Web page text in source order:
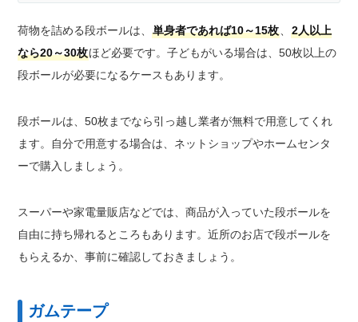
荷物を詰める段ボールは、単身者であれば10～15枚、2人以上
なら20～30枚ほど必要です。子どもがいる場合は、50枚以上の
段ボールが必要になるケースもあります。
段ボールは、50枚までなら引っ越し業者が無料で用意してくれ
ます。自分で用意する場合は、ネットショップやホームセンタ
ーで購入しましょう。
スーパーや家電量販店などでは、商品が入っていた段ボールを
自由に持ち帰れるところもあります。近所のお店で段ボールを
もらえるか、事前に確認しておきましょう。
ガムテープ